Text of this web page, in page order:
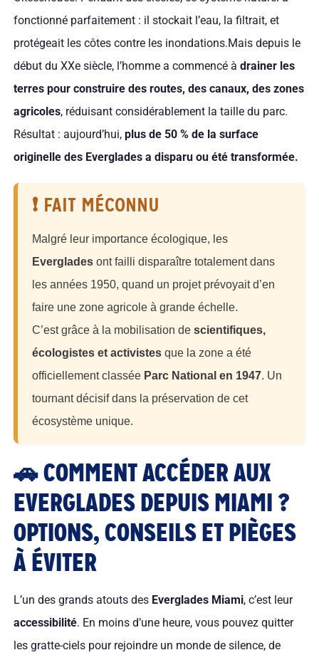
fonctionné parfaitement : il stockait l’eau, la filtrait, et
protégeait les côtes contre les inondations.Mais depuis le
début du XXe siècle, l’homme a commencé à drainer les
terres pour construire des routes, des canaux, des zones
agricoles, réduisant considérablement la taille du parc.
Résultat : aujourd’hui, plus de 50 % de la surface
originelle des Everglades a disparu ou été transformée.
❗ FAIT MÉCONNU
Malgré leur importance écologique, les
Evergladesont failli disparaître totalement dans
les années 1950, quand un projet prévoyait d’en
faire une zone agricole à grande échelle.
C’est grâce à la mobilisation de scientifiques,
écologistes et activistesque la zone a été
officiellement classée Parc National en 1947. Un
tournant décisif dans la préservation de cet
écosystème unique.
🚗 COMMENT ACCÉDER AUX
EVERGLADES DEPUIS MIAMI ?
OPTIONS, CONSEILS ET PIÈGES
À ÉVITER
L’un des grands atouts des Everglades Miami, c’est leur
accessibilité. En moins d’une heure, vous pouvez quitter
les gratte-ciels pour rejoindre un monde de silence, de